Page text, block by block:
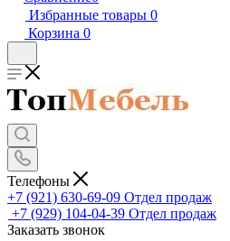
Избранные товары 0
Корзина 0
Телефоны
+7 (921) 630-69-09 Отдел продаж
+7 (929) 104-04-39 Отдел продаж
Заказать звонок